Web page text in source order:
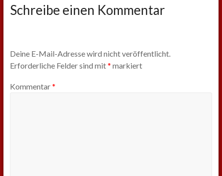
Schreibe einen Kommentar
Deine E-Mail-Adresse wird nicht veröffentlicht.
Erforderliche Felder sind mit* markiert
Kommentar*